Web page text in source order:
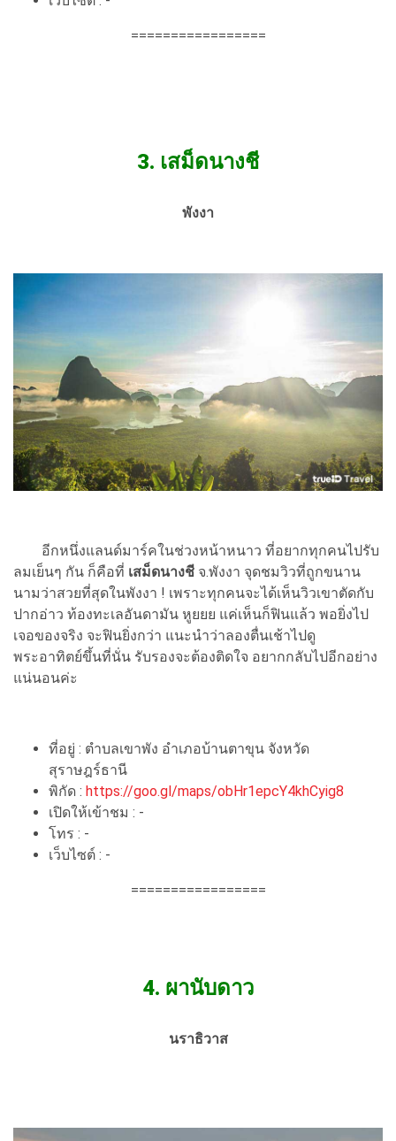
=================
3. เสม็ดนางชี
พังงา
อีกหนึ่งแลนด์มาร์คในช่วงหน้าหนาว ที่อยากทุกคนไปรับ
ลมเย็นๆ กัน ก็คือที่ เสม็ดนางชี จ.พังงา จุดชมวิวที่ถูกขนาน
นามว่าสวยที่สุดในพังงา ! เพราะทุกคนจะได้เห็นวิวเขาตัดกับ
ปากอ่าว ท้องทะเลอันดามัน หูยยย แค่เห็นก็ฟินแล้ว พอยิ่งไป
เจอของจริง จะฟินยิ่งกว่า แนะนำว่าลองตื่นเช้าไปดู
พระอาทิตย์ขึ้นที่นั่น รับรองจะต้องติดใจ อยากกลับไปอีกอย่าง
แน่นอนค่ะ
ที่อยู่ : ตำบลเขาพัง อำเภอบ้านตาขุน จังหวัด
สุราษฎร์ธานี
พิกัด : https://goo.gl/maps/obHr1epcY4khCyig8
เปิดให้เข้าชม : -
โทร : -
เว็บไซต์ : -
=================
4. ผานับดาว
นราธิวาส